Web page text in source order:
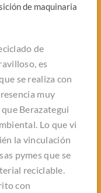
de maquinaria
de
es
se realiza con
muy
Berazategui
Lo que vi
la vinculación
pymes que se
reciclable.
con